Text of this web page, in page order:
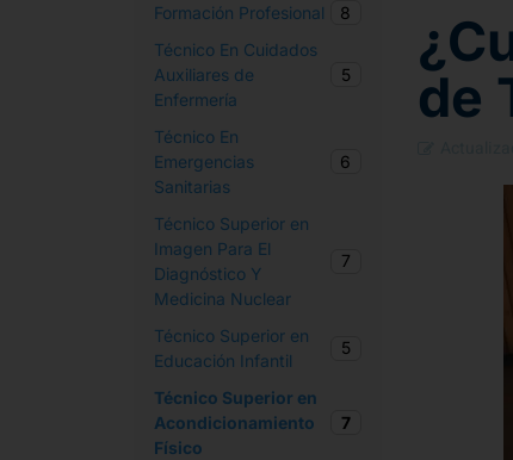
Formación Profesional
8
Técnico En Cuidados
Auxiliares de
Enfermería
5
Técnico En
Emergencias
Sanitarias
6
Técnico Superior en
Imagen Para El
Diagnóstico Y
Medicina Nuclear
7
Técnico Superior en
Educación Infantil
5
Técnico Superior en
Acondicionamiento
Físico​
7
de